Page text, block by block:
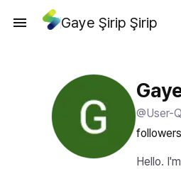
Gaye Şirip Şirip
@User-
followers
Hello.